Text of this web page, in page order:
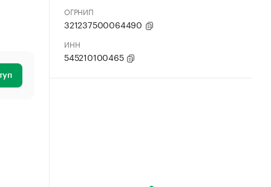
ОГРНИП
321237500064490
ИНН
545210100465